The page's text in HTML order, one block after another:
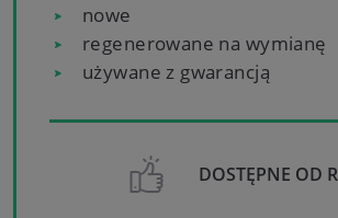
nowe
regenerowane na wymianę
używane z gwarancją
DOSTĘPNE OD